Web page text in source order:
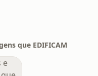
que EDIFICAM